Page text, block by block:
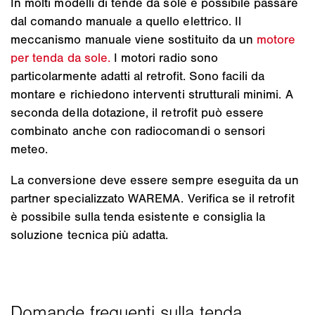
In molti modelli di tende da sole è possibile passare
dal comando manuale a quello elettrico. Il
meccanismo manuale viene sostituito da un motore
per tenda da sole. I motori radio sono
particolarmente adatti al retrofit. Sono facili da
montare e richiedono interventi strutturali minimi. A
seconda della dotazione, il retrofit può essere
combinato anche con radiocomandi o sensori
meteo.
La conversione deve essere sempre eseguita da un
partner specializzato WAREMA. Verifica se il retrofit
è possibile sulla tenda esistente e consiglia la
soluzione tecnica più adatta.